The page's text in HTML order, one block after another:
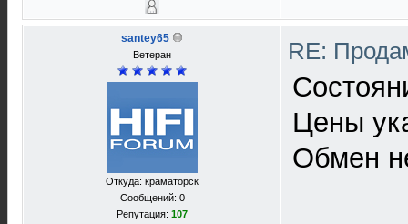
santey65
Ветеран
Откуда: краматорск
Сообщений: 0
Репутация: 107
RE:
Цены
Обмен